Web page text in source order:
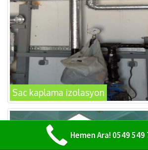
Sac kaplama izolasyon
Hemen Ara! 0549 549